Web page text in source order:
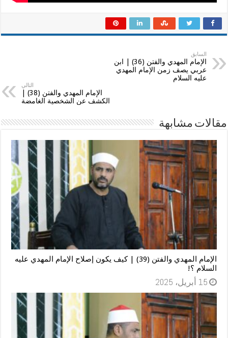
السابق
الإمام المهدي والفتن (36) | ابن
عربي يصف زمن الإمام المهدي
عليه السلام
التالي
الإمام المهدي والفتن (38) |
الكشف عن الشخصية الغامضة
مقالات مشابهة
الإمام المهدي والفتن (39) | كيف يكون إصلاح الإمام المهدي عليه
السلام ؟!
15 أبريل، 2025